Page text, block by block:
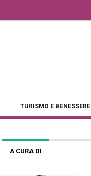
TURISMO E BENESSERE
A CURA DI